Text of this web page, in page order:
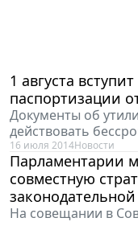
1 августа
паспортизации
Документы об
действовать
16 июля 2014Новости
Парламентарии
совместную
На совещании в